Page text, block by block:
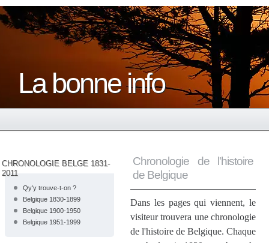
La bonne info
CHRONOLOGIE BELGE 1831-
2011
Qy'y trouve-t-on ?
Belgique 1830-1899
Belgique 1900-1950
Belgique 1951-1999
Chronologie de l'histoire
de Belgique
Dans les pages qui viennent, le
visiteur trouvera une chronologie
de l'histoire de Belgique. Chaque